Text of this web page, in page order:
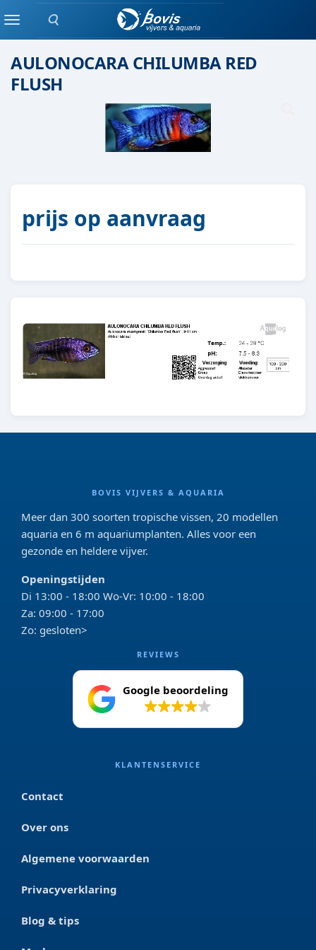
Zoeken
MenuMalawi cichlide
AULONOCARA CHILUMBA RED
FLUSH
prijs op aanvraag
BOVIS VIJVERS & AQUARIA
Meer dan 300 soorten tropische vissen, 20 modellen
aquaria en 6 m aquariumplanten. Alles voor een
gezonde en heldere vijver.
Openingstijden
Di 13:00 - 18:00 Wo-Vr: 10:00 - 18:00
Za: 09:00 - 17:00
Zo: gesloten>
REVIEWS
Google beoordeling
KLANTENSERVICE
Contact
Over ons
Algemene voorwaarden
Privacyverklaring
Blog & tips